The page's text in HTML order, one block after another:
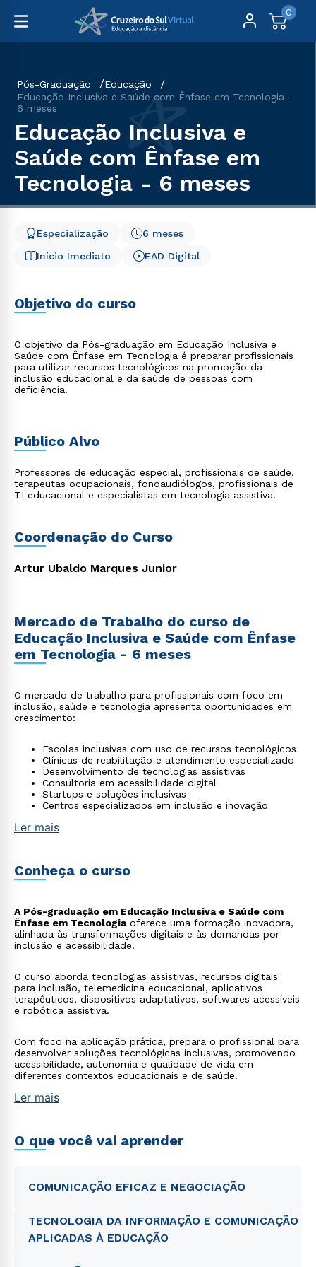
0
Pós-Graduação
Educação
Educação Inclusiva e Saúde com Ênfase em Tecnologia -
6 meses
Educação Inclusiva e
Saúde com Ênfase em
Tecnologia - 6 meses
Início Imediato
6 meses
Especialização
EAD Digital
Objetivo do curso
O objetivo da Pós-graduação em Educação Inclusiva e
Saúde com Ênfase em Tecnologia é preparar profissionais
para utilizar recursos tecnológicos na promoção da
inclusão educacional e da saúde de pessoas com
deficiência.
Público Alvo
Professores de educação especial, profissionais de saúde,
terapeutas ocupacionais, fonoaudiólogos, profissionais de
TI educacional e especialistas em tecnologia assistiva.
Coordenação do Curso
Artur Ubaldo Marques Junior
Mercado de Trabalho do curso de
Educação Inclusiva e Saúde com Ênfase
em Tecnologia - 6 meses
O mercado de trabalho para profissionais com foco em
inclusão, saúde e tecnologia apresenta oportunidades em
crescimento:
Escolas inclusivas com uso de recursos tecnológicos
Clínicas de reabilitação e atendimento especializado
Desenvolvimento de tecnologias assistivas
Consultoria em acessibilidade digital
Startups e soluções inclusivas
Centros especializados em inclusão e inovação
Ler mais
Conheça o curso
A Pós-graduação em Educação Inclusiva e Saúde com
Ênfase em Tecnologiaoferece uma formação inovadora,
alinhada às transformações digitais e às demandas por
inclusão e acessibilidade.
O curso aborda tecnologias assistivas, recursos digitais
para inclusão, telemedicina educacional, aplicativos
terapêuticos, dispositivos adaptativos, softwares acessíveis
e robótica assistiva.
Com foco na aplicação prática, prepara o profissional para
desenvolver soluções tecnológicas inclusivas, promovendo
acessibilidade, autonomia e qualidade de vida em
diferentes contextos educacionais e de saúde.
Ler mais
O que você vai aprender
COMUNICAÇÃO EFICAZ E NEGOCIAÇÃO
TECNOLOGIA DA INFORMAÇÃO E COMUNICAÇÃO
APLICADAS À EDUCAÇÃO